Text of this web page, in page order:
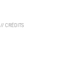
// CRÉDITS